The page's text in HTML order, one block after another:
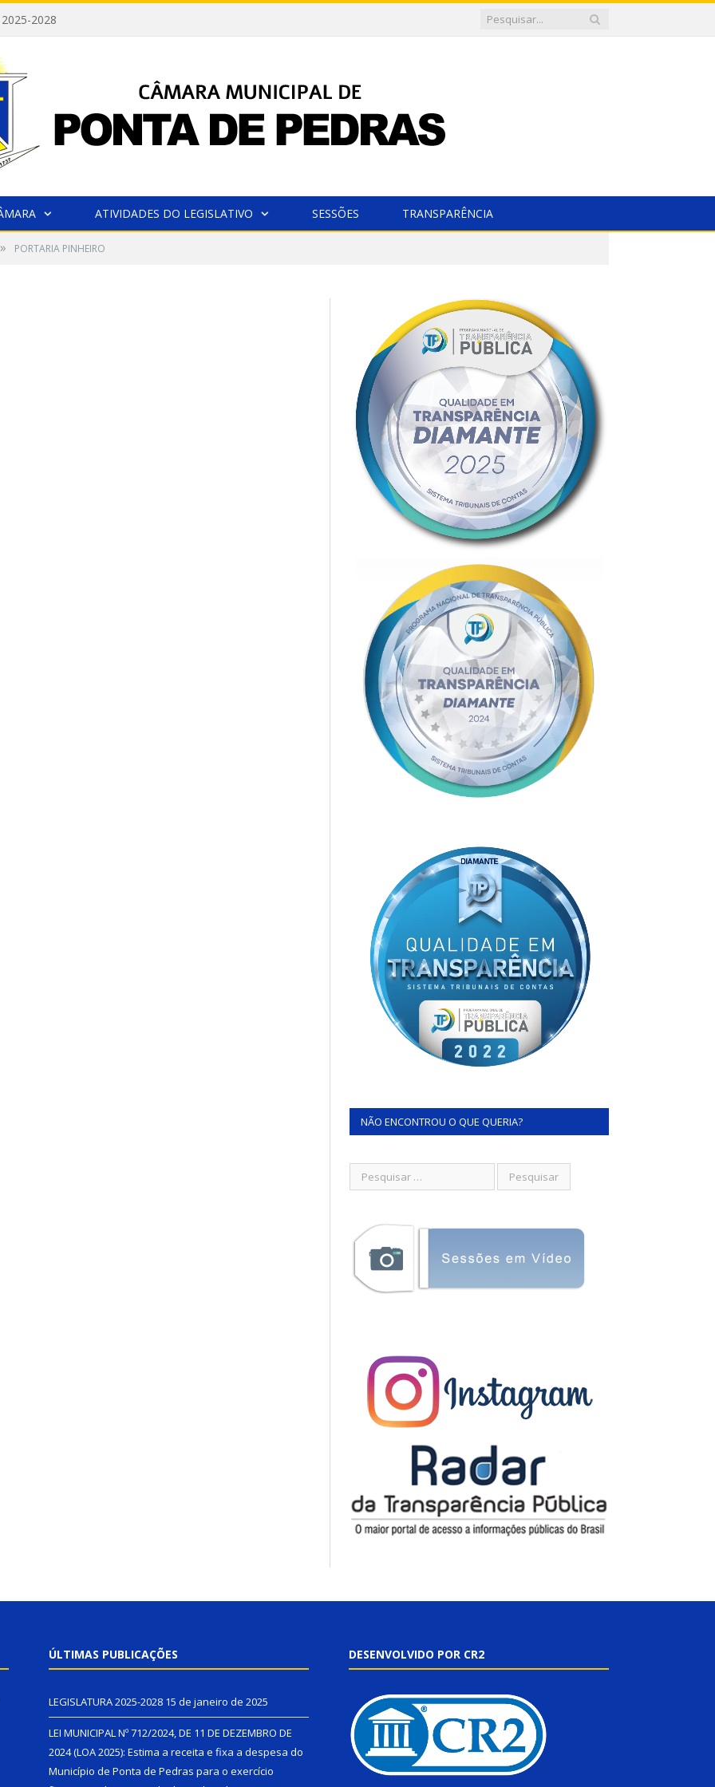
2025-2028
ATIVIDADES DO LEGISLATIVO SESSÕES TRANSPARÊNCIA
» PORTARIA PINHEIRO
NÃO ENCONTROU O QUE QUERIA?
ÚLTIMAS PUBLICAÇÕES
LEGISLATURA 2025-2028 15 de janeiro de 2025
LEI MUNICIPAL Nº 712/2024, DE 11 DE DEZEMBRO DE
2024 (LOA 2025): Estima a receita e fixa a despesa do
Município de Ponta de Pedras para o exercício
DESENVOLVIDO POR CR2